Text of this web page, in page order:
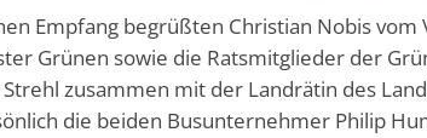
Empfang begrüßten Christian Nobis vom
Grünen sowie die Ratsmitglieder der
zusammen mit der Landrätin des
die beiden Busunternehmer Philip